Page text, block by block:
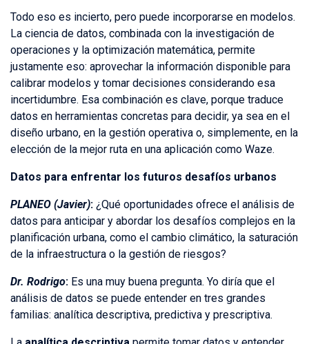
Todo eso es incierto, pero puede incorporarse en modelos.
La ciencia de datos, combinada con la investigación de
operaciones y la optimización matemática, permite
justamente eso: aprovechar la información disponible para
calibrar modelos y tomar decisiones considerando esa
incertidumbre. Esa combinación es clave, porque traduce
datos en herramientas concretas para decidir, ya sea en el
diseño urbano, en la gestión operativa o, simplemente, en la
elección de la mejor ruta en una aplicación como Waze.
Datos para enfrentar los futuros desafíos urbanos
PLANEO (Javier): ¿Qué oportunidades ofrece el análisis de
datos para anticipar y abordar los desafíos complejos en la
planificación urbana, como el cambio climático, la saturación
de la infraestructura o la gestión de riesgos?
Dr. Rodrigo: Es una muy buena pregunta. Yo diría que el
análisis de datos se puede entender en tres grandes
familias: analítica descriptiva, predictiva y prescriptiva.